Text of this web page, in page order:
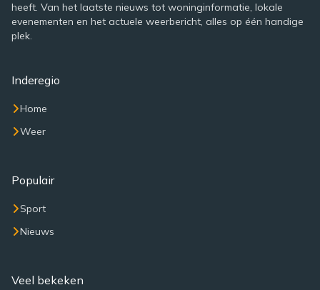
heeft. Van het laatste nieuws tot woninginformatie, lokale
evenementen en het actuele weerbericht, alles op één handige
plek.
Inderegio
Home
Weer
Populair
Sport
Nieuws
Veel bekeken